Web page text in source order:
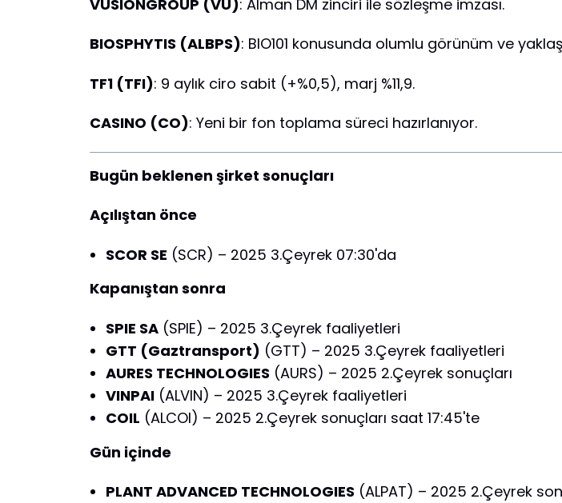
VUSIONGROUP (VU): Alman DM zinciri ile sözleşme imzası.
BIOSPHYTIS (ALBPS): BIO101 konusunda olumlu görünüm ve
TF1 (TFI): 9 aylık ciro sabit (+%0,5), marj %11,9.
CASINO (CO): Yeni bir fon toplama süreci hazırlanıyor.
Bugün beklenen şirket sonuçları
Açılıştan önce
SCOR SE (SCR) – 2025 3.Çeyrek 07:30'da
Kapanıştan sonra
SPIE SA (SPIE) – 2025 3.Çeyrek faaliyetleri
GTT (Gaztransport) (GTT) – 2025 3.Çeyrek faaliyetleri
AURES TECHNOLOGIES (AURS) – 2025 2.Çeyrek sonuçları
VINPAI (ALVIN) – 2025 3.Çeyrek faaliyetleri
COIL (ALCOI) – 2025 2.Çeyrek sonuçları saat 17:45'te
Gün içinde
PLANT ADVANCED TECHNOLOGIES (ALPAT) – 2025 2.Çeyrek